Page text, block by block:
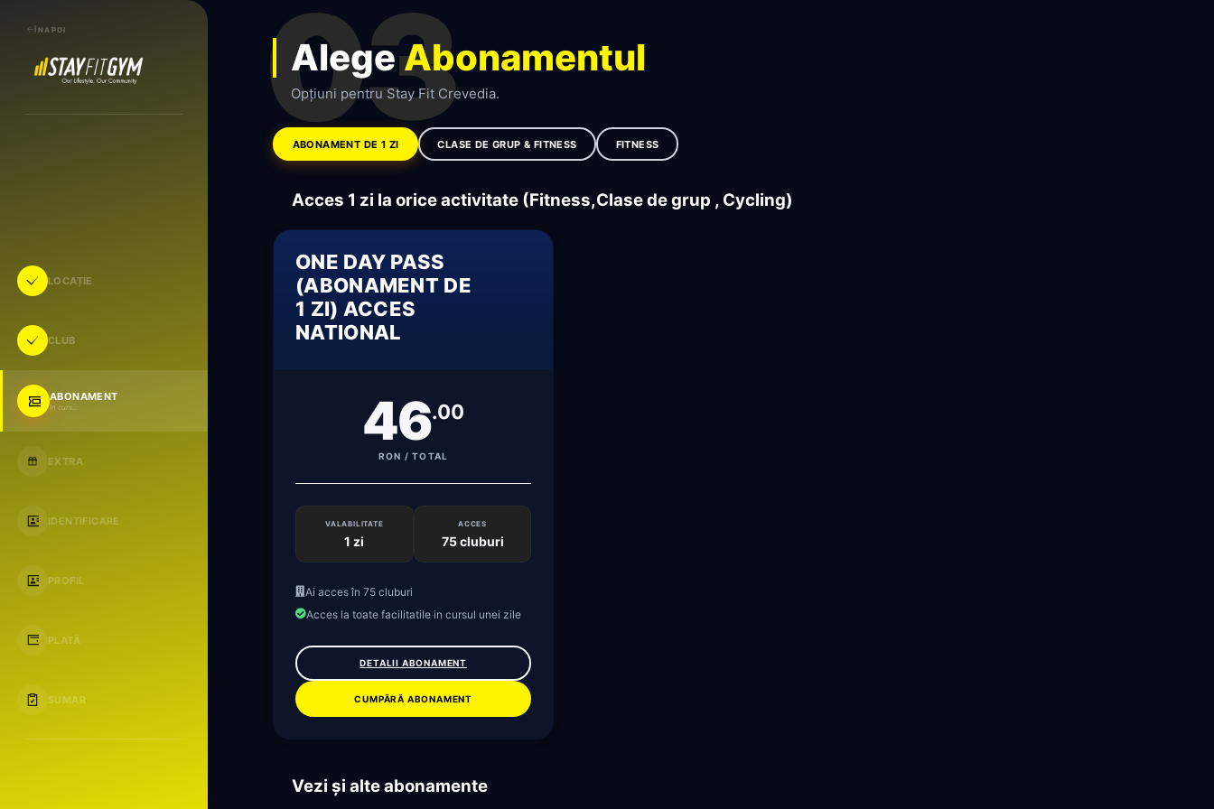
ÎNAPOI
LOCAȚIE
CLUB
ABONAMENT
în curs...
EXTRA
IDENTIFICARE
PROFIL
PLATĂ
SUMAR
03
AlegeAbonamentul
Opțiuni pentru Stay Fit Crevedia.
ABONAMENT DE 1 ZI CLASE DE GRUP & FITNESS FITNESS
Acces 1 zi la orice activitate (Fitness,Clase de grup , Cycling)
ONE DAY PASS
(ABONAMENT DE
1 ZI) ACCES
NATIONAL
46.00
RON / TOTAL
VALABILITATE
1 zi
ACCES
75 cluburi
Ai acces în 75 cluburi
Acces la toate facilitatile in cursul unei zile
DETALII ABONAMENT
CUMPĂRĂ ABONAMENT
Vezi și alte abonamente